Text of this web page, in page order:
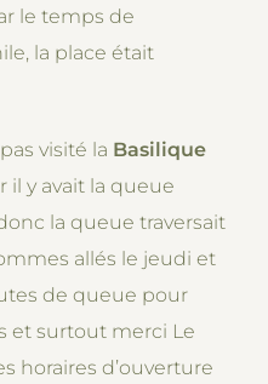
le temps de
la place était
visité la Basilique
il y avait la queue
la queue traversait
allés le jeudi et
de queue pour
et surtout merci Le
horaires d’ouverture